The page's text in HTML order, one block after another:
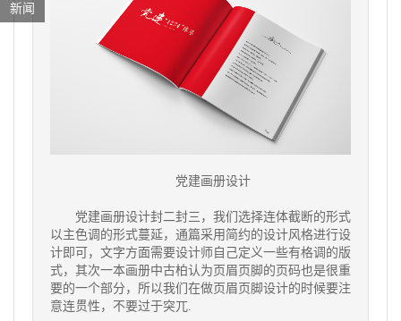
党建画册设计
党建画册设计封二封三，我们选择连体截断的形式
以主色调的形式蔓延，通篇采用简约的设计风格进行设
计即可，文字方面需要设计师自己定义一些有格调的版
式，其次一本画册中古柏认为页眉页脚的页码也是很重
要的一个部分，所以我们在做页眉页脚设计的时候要注
意连贯性，不要过于突兀.
新闻